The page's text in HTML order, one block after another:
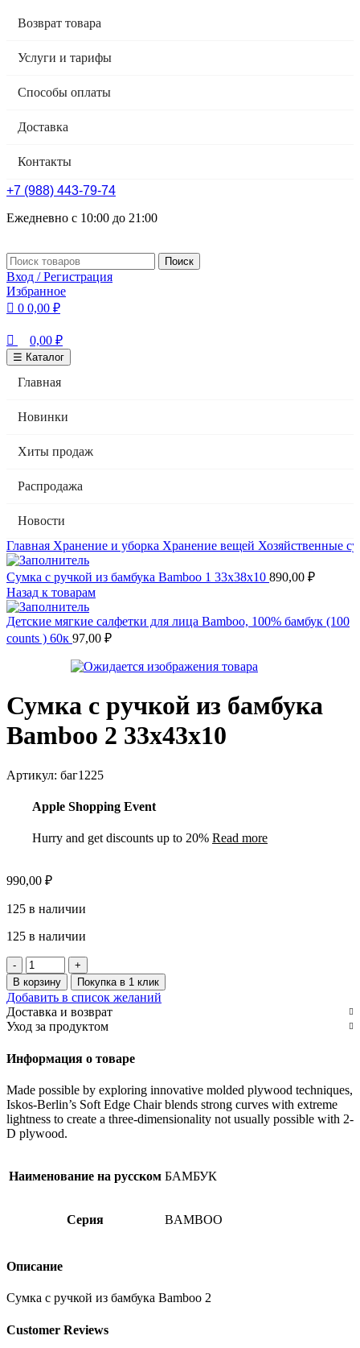
Возврат товара
Услуги и тарифы
Способы оплаты
Доставка
Контакты
+7 (988) 443-79-74
Ежедневно с 10:00 до 21:00
Поиск
Вход / Регистрация
Избранное
0 0,00 ₽
0,00 ₽
☰ Каталог
Главная
Новинки
Хиты продаж
Распродажа
Новости
Главная Хранение и уборка Хранение вещей Хозяйственные
Сумка с ручкой из бамбука Bamboo 1 33х38х10 890,00 ₽
Назад к товарам
Детские мягкие салфетки для лица Bamboo, 100% бамбук (100
counts ) 60к 97,00 ₽
Сумка с ручкой из бамбука
Bamboo 2 33х43х10
Артикул: баг1225
Apple Shopping Event
Hurry and get discounts up to 20% Read more
990,00 ₽
125 в наличии
125 в наличии
Количество
товара
Сумка
с
ручкой
из
Bamboo
33х43х10
В корзину Покупка в 1 клик
Добавить в список желаний
Доставка и возврат
Уход за продуктом
Информация о товаре
Made possible by exploring innovative molded plywood techniques,
Iskos-Berlin’s Soft Edge Chair blends strong curves with extreme
lightness to create a three-dimensionality not usually possible with 2-
D plywood.
Наименование на русском БАМБУК
Серия BAMBOO
Описание
Сумка с ручкой из бамбука Bamboo 2
Customer Reviews